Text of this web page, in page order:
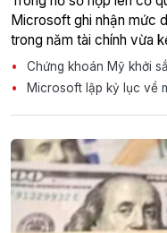
Microsoft ghi nhận mức
trong năm tài chính vừa
Chứng khoán Mỹ khởi
Microsoft lập kỷ lục về